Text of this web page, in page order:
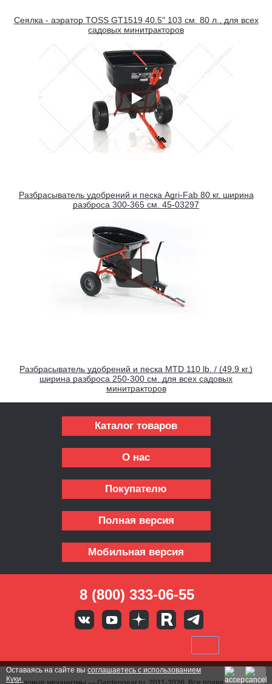
Сеялка - аэратор TOSS GT1519 40.5" 103 см. 80 л., для всех
садовых минитракторов
Разбрасыватель удобрений и песка Agri-Fab 80 кг, ширина
разброса 300-365 см. 45-03297
Разбрасыватель удобрений и песка MTD 110 lb. / (49,9 кг.)
ширина разброса 250-300 см. для всех садовых
минитракторов
Каталог товаров
О нас
Покупателю
Полная версия
Мобильная версия
8 (800) 333-06-55
Оставаясь на сайте вы соглашаетесь с использованием
Куки.